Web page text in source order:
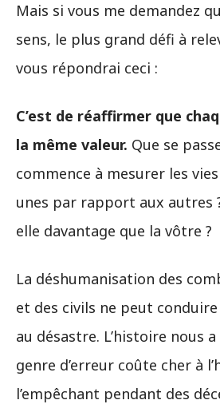
Mais si vous me demandez
sens, le plus grand défi à
vous répondrai ceci :
C’est de réaffirmer que
la même valeur. Que se
commence à mesurer les
unes par rapport aux autres
elle davantage que la vôtre ?
La déshumanisation des
et des civils ne peut conduire
au désastre. L’histoire nous
genre d’erreur coûte cher à
l’empêchant pendant des